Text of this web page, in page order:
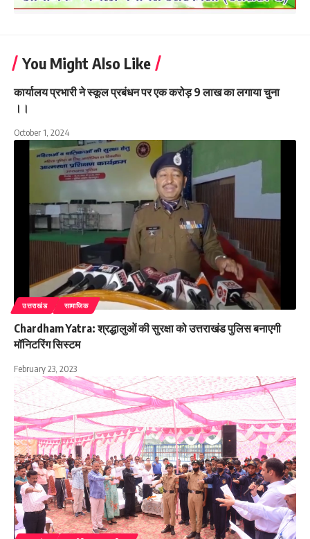
You Might Also Like
कार्यालय प्रभारी ने स्कूल प्रबंधन पर एक करोड़ 9 लाख का लगाया चुना
।।
October 1, 2024
उत्तराखंड सामाजिक
Chardham Yatra: श्रद्धालुओं की सुरक्षा को उत्तराखंड पुलिस बनाएगी
मॉनिटरिंग सिस्टम
February 23, 2023